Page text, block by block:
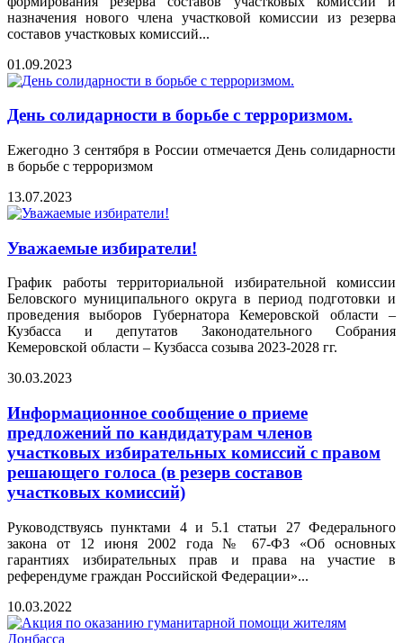
назначения нового члена участковой комиссии из резерва
составов участковых комиссий...
01.09.2023
День солидарности в борьбе с терроризмом.
Ежегодно 3 сентября в России отмечается День солидарности
в борьбе с терроризмом
13.07.2023
Уважаемые избиратели!
График работы территориальной избирательной комиссии
Беловского муниципального округа в период подготовки и
проведения выборов Губернатора Кемеровской области –
Кузбасса и депутатов Законодательного Собрания
Кемеровской области – Кузбасса созыва 2023-2028 гг.
30.03.2023
Информационное сообщение о приеме
предложений по кандидатурам членов
участковых избирательных комиссий с правом
решающего голоса (в резерв составов
участковых комиссий)
Руководствуясь пунктами 4 и 5.1 статьи 27 Федерального
закона от 12 июня 2002 года № 67-ФЗ «Об основных
гарантиях избирательных прав и права на участие в
референдуме граждан Российской Федерации»...
10.03.2022